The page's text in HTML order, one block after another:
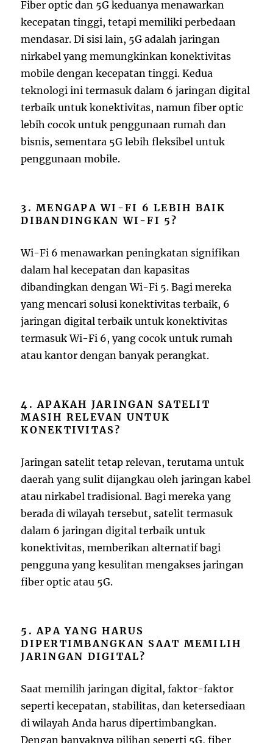
Fiber optic dan 5G keduanya menawarkan
kecepatan tinggi, tetapi memiliki perbedaan
mendasar. Di sisi lain, 5G adalah jaringan
nirkabel yang memungkinkan konektivitas
mobile dengan kecepatan tinggi. Kedua
teknologi ini termasuk dalam 6 jaringan digital
terbaik untuk konektivitas, namun fiber optic
lebih cocok untuk penggunaan rumah dan
bisnis, sementara 5G lebih fleksibel untuk
penggunaan mobile.
3. MENGAPA WI-FI 6 LEBIH BAIK
DIBANDINGKAN WI-FI 5?
Wi-Fi 6 menawarkan peningkatan signifikan
dalam hal kecepatan dan kapasitas
dibandingkan dengan Wi-Fi 5. Bagi mereka
yang mencari solusi konektivitas terbaik, 6
jaringan digital terbaik untuk konektivitas
termasuk Wi-Fi 6, yang cocok untuk rumah
atau kantor dengan banyak perangkat.
4. APAKAH JARINGAN SATELIT
MASIH RELEVAN UNTUK
KONEKTIVITAS?
Jaringan satelit tetap relevan, terutama untuk
daerah yang sulit dijangkau oleh jaringan kabel
atau nirkabel tradisional. Bagi mereka yang
berada di wilayah tersebut, satelit termasuk
dalam 6 jaringan digital terbaik untuk
konektivitas, memberikan alternatif bagi
pengguna yang kesulitan mengakses jaringan
fiber optic atau 5G.
5. APA YANG HARUS
DIPERTIMBANGKAN SAAT MEMILIH
JARINGAN DIGITAL?
Saat memilih jaringan digital, faktor-faktor
seperti kecepatan, stabilitas, dan ketersediaan
di wilayah Anda harus dipertimbangkan.
Dengan banyaknya pilihan seperti 5G, fiber